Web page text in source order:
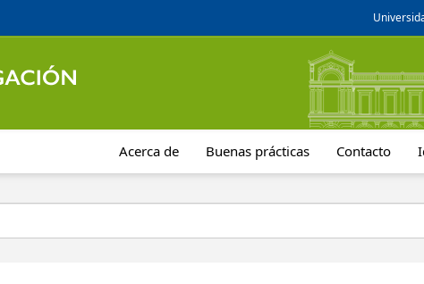
Acerca de Buenas prácticas Contacto